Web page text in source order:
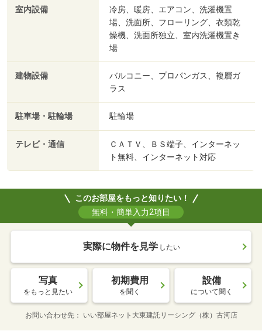
室内設備
冷房、暖房、エアコン、洗濯機置
場、洗面所、フローリング、衣類乾
燥機、洗面所独立、室内洗濯機置き
場
建物設備
バルコニー、プロパンガス、複層ガ
ラス
駐車場・駐輪場 駐輪場
テレビ・通信
ＣＡＴＶ、ＢＳ端子、インターネッ
ト無料、インターネット対応
このお部屋をもっと知りたい！
無料・簡単入力2項目
実際に物件を見学 したい
写真
をもっと見たい
初期費用
を聞く
設備
について聞く
お問い合わせ先 いい部屋ネット大東建託リーシング（株）古河店